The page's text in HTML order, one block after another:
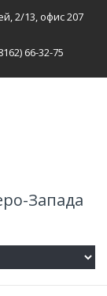
2/13, офис 207
66-32-75
Запада